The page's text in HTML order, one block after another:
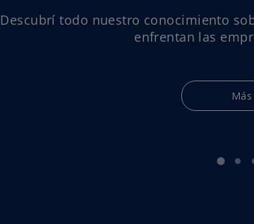
Descubrí todo nuestro conocimiento
enfrentan las